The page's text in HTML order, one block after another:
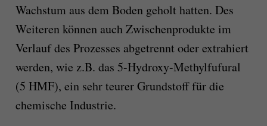
Wachstum aus dem Boden geholt hatten. Des
Weiteren können auch Zwischenprodukte im
Verlauf des Prozesses abgetrennt oder extrahiert
werden, wie z.B. das 5-Hydroxy-Methylfufural
(5 HMF), ein sehr teurer Grundstoff für die
chemische Industrie.